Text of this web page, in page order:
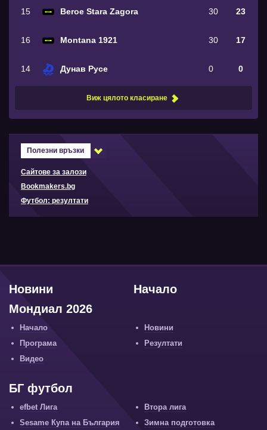
15 Beroe Stara Zagora 30 23
16 Montana 1921 30 17
14 Дунав Русе 0 0
Виж цялото класиране
Полезни връзки
Сайтове за залози
Bookmakers.bg
Футбол: резултати
Начало
Новини
Мондиал 2026
Начало
Новини
Програма
Резултати
Видео
БГ футбол
efbet Лига
Втора лига
Sesame Купа на България
Зимна подготовка